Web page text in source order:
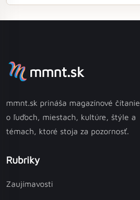
mmnt.sk
mmnt.sk prináša magazínové čítanie
o ľuďoch, miestach, kultúre, štýle a
témach, ktoré stoja za pozornosť.
Rubriky
Zaujímavosti